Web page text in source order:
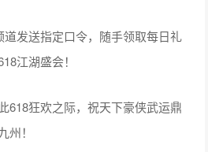
发送指定口令，随手领取每日礼
江湖盛会！
618狂欢之际，祝天下豪侠武运鼎
！